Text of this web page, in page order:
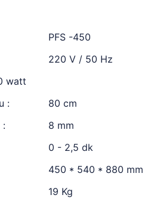
PFS -450
220 V / 50 Hz
:
80 cm
:
8 mm
0 - 2,5 dk
450 * 540 * 880 mm
19 Kg